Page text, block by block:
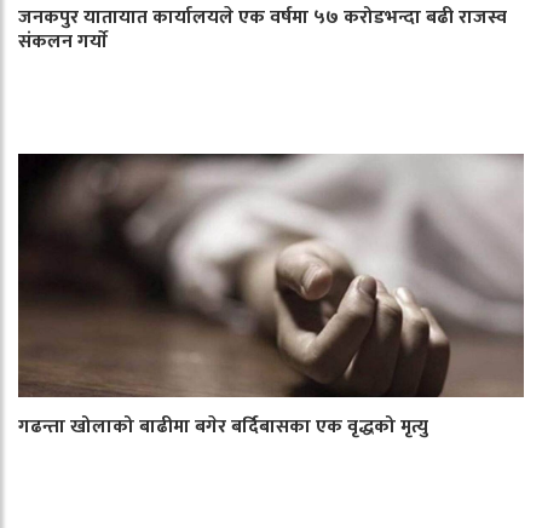
जनकपुर यातायात कार्यालयले एक वर्षमा ५७ करोडभन्दा बढी राजस्व
संकलन गर्याे
गढन्ता खोलाको बाढीमा बगेर बर्दिबासका एक वृद्धको मृत्यु